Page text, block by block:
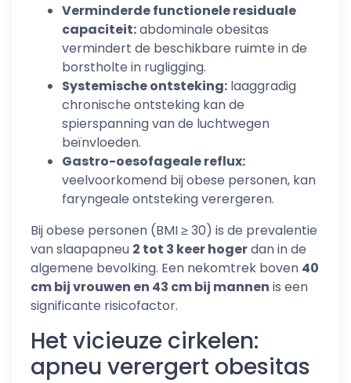
Verminderde functionele residuale
capaciteit:abdominale obesitas
vermindert de beschikbare ruimte in de
borstholte in rugligging.
Systemische ontsteking: laaggradig
chronische ontsteking kan de
spierspanning van de luchtwegen
beïnvloeden.
Gastro-oesofageale reflux:
veelvoorkomend bij obese personen, kan
faryngeale ontsteking verergeren.
Bij obese personen (BMI ≥ 30) is de prevalentie
van slaapapneu 2 tot 3 keer hogerdan in de
algemene bevolking. Een nekomtrek boven 40
cm bij vrouwen en 43 cm bij mannen is een
significante risicofactor.
Het vicieuze cirkelen:
apneu verergert obesitas